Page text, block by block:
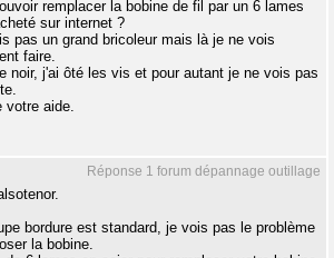
remplacer la bobine de fil par un 6 lames
sur internet ?
pas un grand bricoleur mais là je ne vois
faire.
noir, j'ai ôté les vis et pour autant je ne vois pas
votre aide.
Réponse 1 forum dépannage outillage
bordure est standard, je vois pas le problème
la bobine.